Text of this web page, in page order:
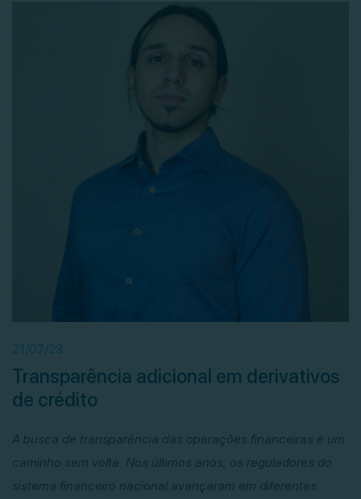
21/07/23
Transparência adicional em derivativos
de crédito
A busca de transparência das operações financeiras é um
caminho sem volta. Nos últimos anos, os reguladores do
sistema financeiro nacional avançaram em diferentes